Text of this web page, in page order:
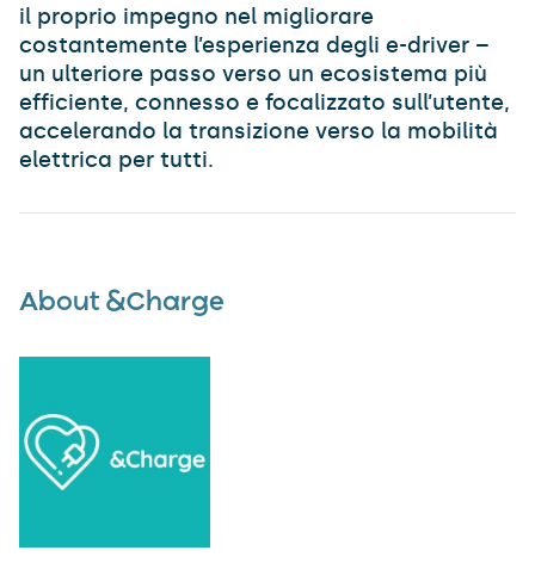
il proprio impegno nel migliorare
costantemente l’esperienza degli e-driver –
un ulteriore passo verso un ecosistema più
efficiente, connesso e focalizzato sull’utente,
accelerando la transizione verso la mobilità
elettrica per tutti.
About &Charge